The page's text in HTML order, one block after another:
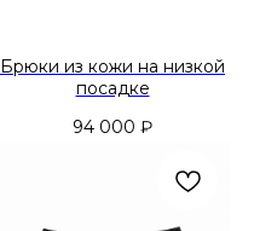
Брюки из кожи на низкой
посадке
94 000 ₽